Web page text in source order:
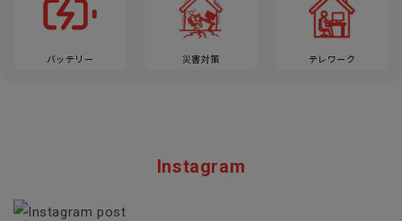
バッテリー 災害対策 テレワーク
Instagram